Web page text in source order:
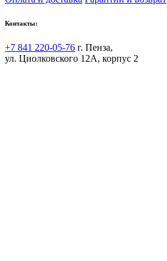
Контакты:
+7 841 220-05-76 г. Пенза,
ул. Циолковского 12А, корпус 2